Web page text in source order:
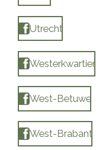
Utrecht
Westerkwartier
West-Betuwe
West-Brabant